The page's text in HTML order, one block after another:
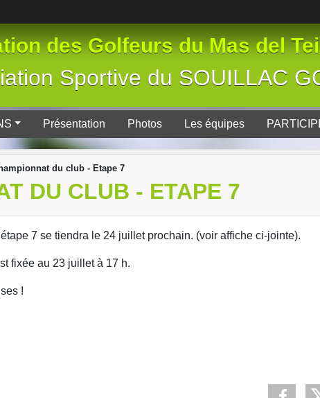
des Golfeurs du Mas del
Sportive du SOUILLAC
Présentation Photos Les équipes
du club - Etape 7
DU CLUB - ETAPE 7
7 se tiendra le 24 juillet prochain. (voir affiche ci-jointe).
fixée au 23 juillet à 17 h.
!